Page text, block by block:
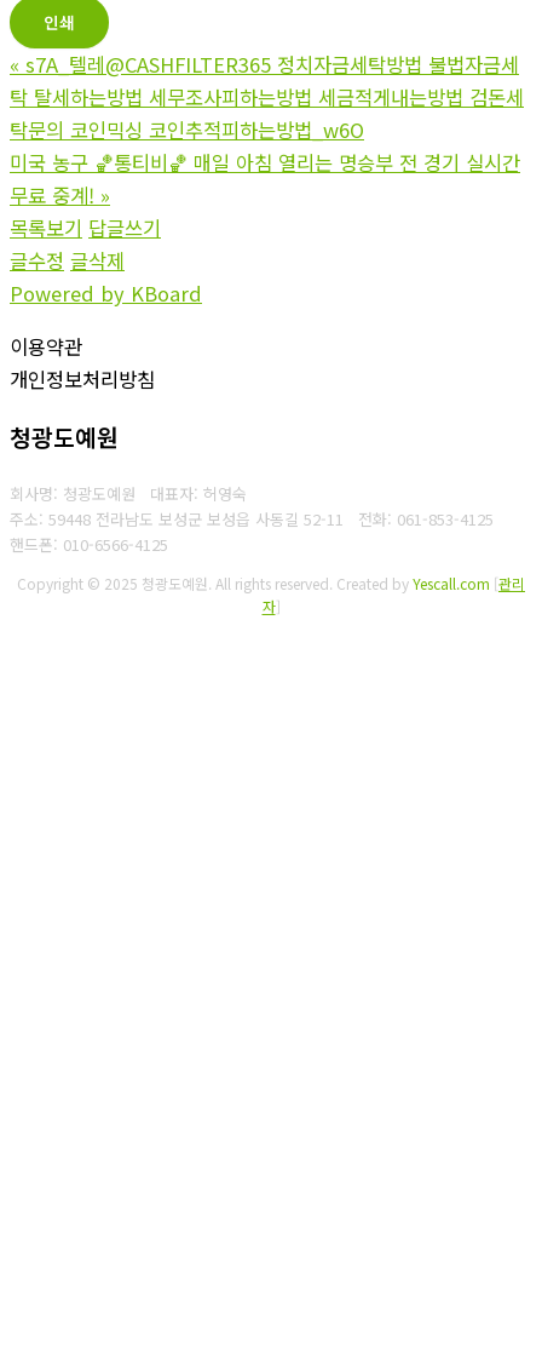
인쇄
« s7A_텔레@CASHFILTER365 정치자금세탁방법 불법자금세
탁 탈세하는방법 세무조사피하는방법 세금적게내는방법 검돈세
탁문의 코인믹싱 코인추적피하는방법_w6O
미국 농구 🏀통티비🏀 매일 아침 열리는 명승부 전 경기 실시간
무료 중계! »
목록보기 답글쓰기
글수정 글삭제
Powered by KBoard
이용약관
개인정보처리방침
청광도예원
회사명: 청광도예원 대표자: 허영숙
주소: 59448 전라남도 보성군 보성읍 사동길 52-11 전화: 061-853-4125
핸드폰: 010-6566-4125
Copyright © 2025 청광도예원. All rights reserved. Created byYescall.com [관리
자]